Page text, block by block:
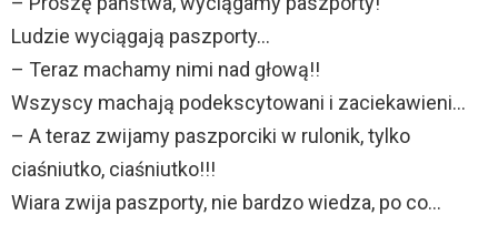
Ludzie wyciągają paszporty…
– Teraz machamy nimi nad głową!!
Wszyscy machają podekscytowani i zaciekawieni…
– A teraz zwijamy paszporciki w rulonik, tylko
ciaśniutko, ciaśniutko!!!
Wiara zwija paszporty, nie bardzo wiedza, po co…